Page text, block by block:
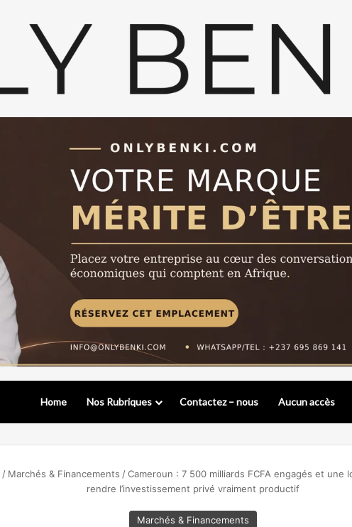
Home Nos Rubriques Contactez – nous Aucun accès
/ Marchés & Financements / Cameroun : 7 500 milliards FCFA engagés et une
rendre l’investissement privé vraiment productif
Marchés & Financements